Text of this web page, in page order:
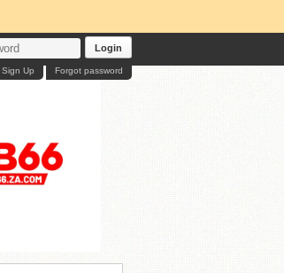
Login
Forgot password
Sign Up